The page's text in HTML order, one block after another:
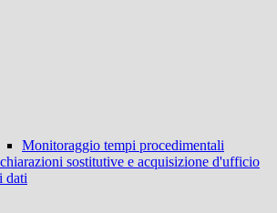
Monitoraggio tempi procedimentali
sostitutive e acquisizione d'ufficio
dati